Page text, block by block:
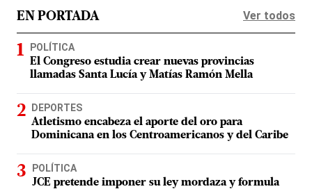
EN PORTADA Ver todos
POLÍTICA
El Congreso estudia crear nuevas provincias
llamadas Santa Lucía y Matías Ramón Mella
DEPORTES
Atletismo encabeza el aporte del oro para
Dominicana en los Centroamericanos y del Caribe
POLÍTICA
JCE pretende imponer su ley mordaza y formula